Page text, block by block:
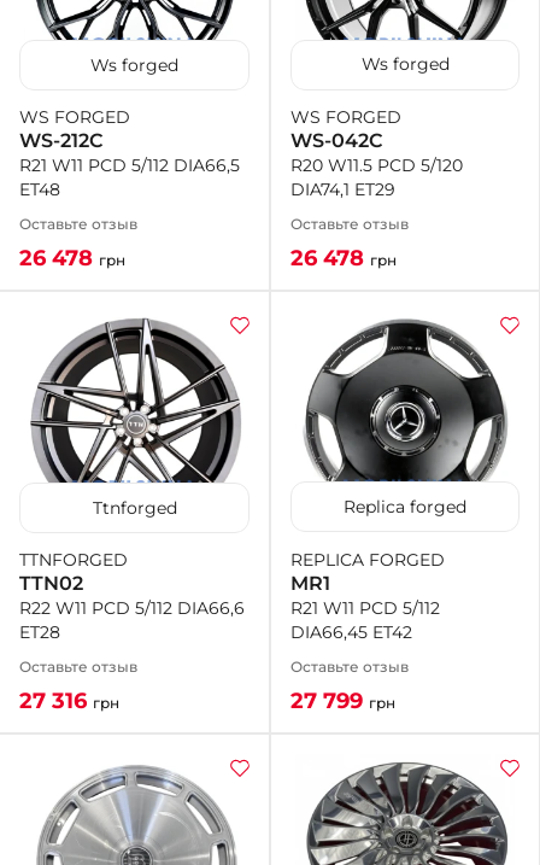
Ws forged
WS FORGED
WS-212C
R21 W11 PCD 5/112 DIA66,5
ET48
Оставьте отзыв
26 478 грн
Ws forged
WS FORGED
WS-042C
R20 W11.5 PCD 5/120
DIA74,1 ET29
Оставьте отзыв
26 478 грн
Ttnforged
TTNFORGED
TTN02
R22 W11 PCD 5/112 DIA66,6
ET28
Оставьте отзыв
27 316 грн
Replica forged
REPLICA FORGED
MR1
R21 W11 PCD 5/112
DIA66,45 ET42
Оставьте отзыв
27 799 грн